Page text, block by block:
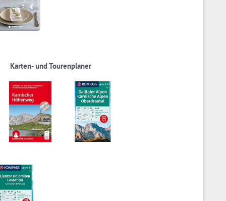
Karten- und Tourenplaner